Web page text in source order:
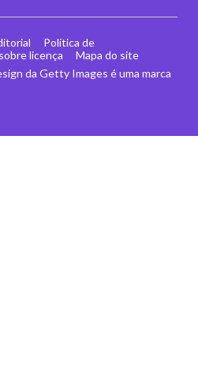
da Getty Images é uma marca
Política de
licença Mapa do site